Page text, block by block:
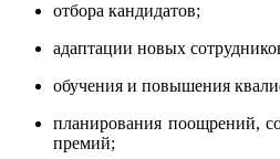
отбора кандидатов;
адаптации новых
обучения и повышения
планирования поощрений,
премий;